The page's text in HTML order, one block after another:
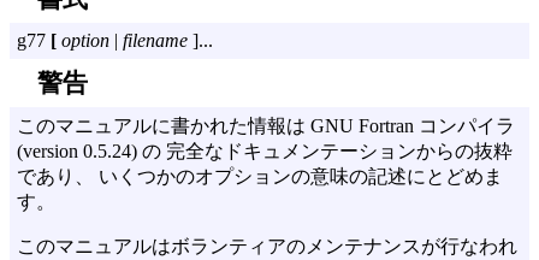
g77 [ option | filename ]...
警告
このマニュアルに書かれた情報は GNU Fortran コンパイラ
(version 0.5.24) の 完全なドキュメンテーションからの抜粋
であり、 いくつかのオプションの意味の記述にとどめま
す。
このマニュアルはボランティアのメンテナンスが行なわれ